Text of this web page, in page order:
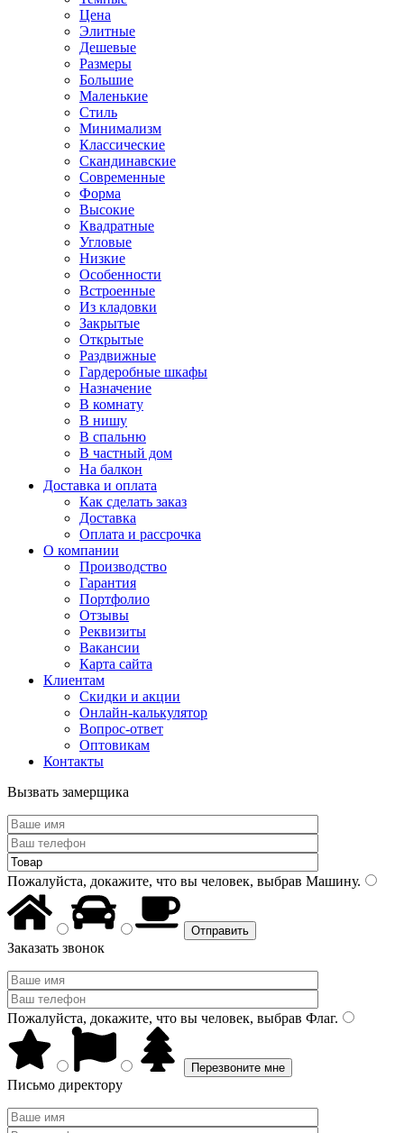
Цена
Элитные
Дешевые
Размеры
Большие
Маленькие
Стиль
Минимализм
Классические
Скандинавские
Современные
Форма
Высокие
Квадратные
Угловые
Низкие
Особенности
Встроенные
Из кладовки
Закрытые
Открытые
Раздвижные
Гардеробные шкафы
Назначение
В комнату
В нишу
В спальню
В частный дом
На балкон
Доставка и оплата
Как сделать заказ
Доставка
Оплата и рассрочка
О компании
Производство
Гарантия
Портфолио
Отзывы
Реквизиты
Вакансии
Карта сайта
Клиентам
Скидки и акции
Онлайн-калькулятор
Вопрос-ответ
Оптовикам
Контакты
Вызвать замерщика
Пожалуйста, докажите, что вы человек, выбрав Машину.
Заказать звонок
Пожалуйста, докажите, что вы человек, выбрав Флаг.
Письмо директору